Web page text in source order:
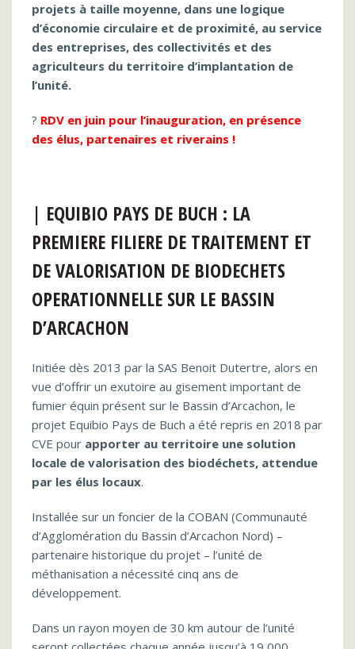
projets à taille moyenne, dans une logique
d’économie circulaire et de proximité, au service
des entreprises, des collectivités et des
agriculteurs du territoire d’implantation de
l’unité.
? RDV en juin pour l’inauguration, en présence
des élus, partenaires et riverains !
| EQUIBIO PAYS DE BUCH : LA
PREMIERE FILIERE DE TRAITEMENT ET
DE VALORISATION DE BIODECHETS
OPERATIONNELLE SUR LE BASSIN
D’ARCACHON
Initiée dès 2013 par la SAS Benoit Dutertre, alors en
vue d’offrir un exutoire au gisement important de
fumier équin présent sur le Bassin d’Arcachon, le
projet Equibio Pays de Buch a été repris en 2018 par
CVE pour apporter au territoire une solution
locale de valorisation des biodéchets, attendue
par les élus locaux.
Installée sur un foncier de la COBAN (Communauté
d’Agglomération du Bassin d’Arcachon Nord) –
partenaire historique du projet – l’unité de
méthanisation a nécessité cinq ans de
développement.
Dans un rayon moyen de 30 km autour de l’unité